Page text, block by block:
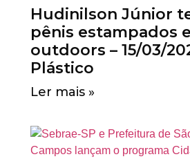
Hudinilson Júnior
pênis estampados
outdoors – 15/03/
Plástico
Ler mais »